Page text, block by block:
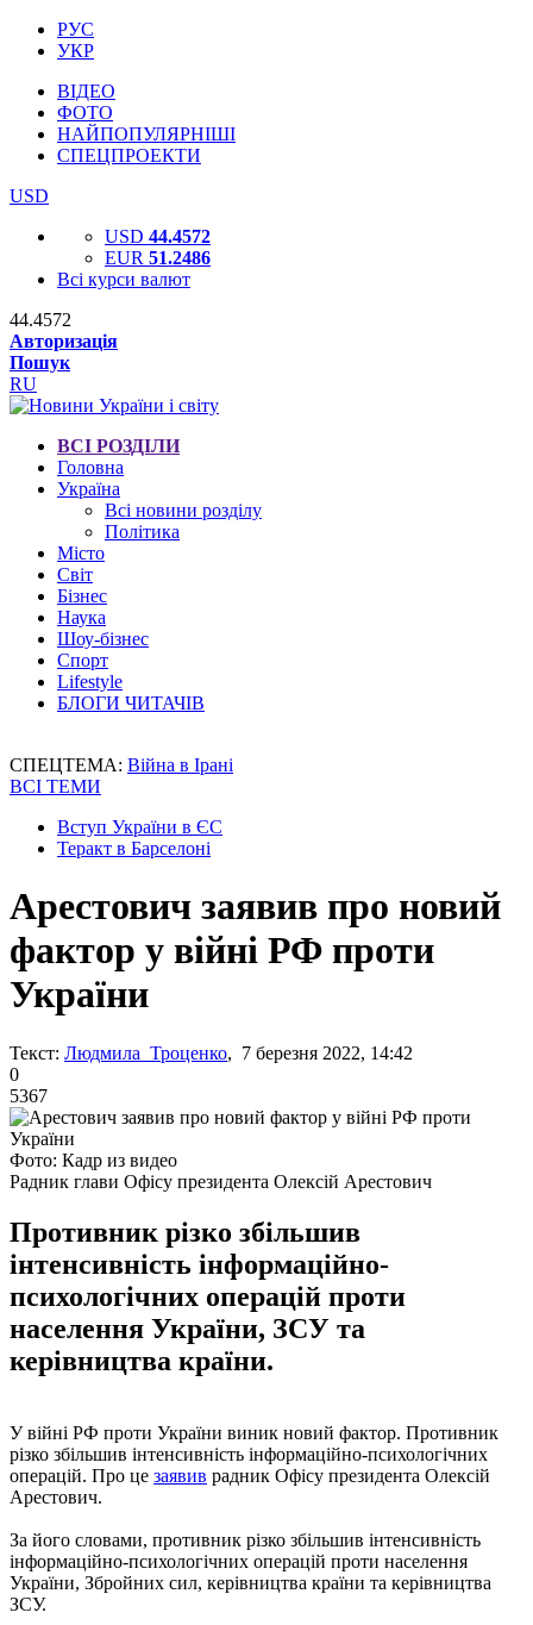
РУС
УКР
ВІДЕО
ФОТО
НАЙПОПУЛЯРНІШІ
СПЕЦПРОЕКТИ
USD
USD 44.4572
EUR 51.2486
Всі курси валют
44.4572
Авторизація
Пошук
RU
ВСІ РОЗДІЛИ
Головна
Україна
Всі новини розділу
Політика
Місто
Світ
Бізнес
Наука
Шоу-бізнес
Спорт
Lifestyle
БЛОГИ ЧИТАЧІВ
СПЕЦТЕМА: Війна в Ірані
ВСІ ТЕМИ
Вступ України в ЄС
Теракт в Барселоні
Арестович заявив про новий
фактор у війні РФ проти
України
Текст: Людмила Троценко, 7 березня 2022, 14:42
0
5367
Фото: Кадр из видео
Радник глави Офісу президента Олексій Арестович
Противник різко збільшив
інтенсивність інформаційно-
психологічних операцій проти
населення України, ЗСУ та
керівництва країни.
У війні РФ проти України виник новий фактор. Противник
різко збільшив інтенсивність інформаційно-психологічних
операцій. Про це заявив радник Офісу президента Олексій
Арестович.
За його словами, противник різко збільшив інтенсивність
інформаційно-психологічних операцій проти населення
України, Збройних сил, керівництва країни та керівництва
ЗСУ.